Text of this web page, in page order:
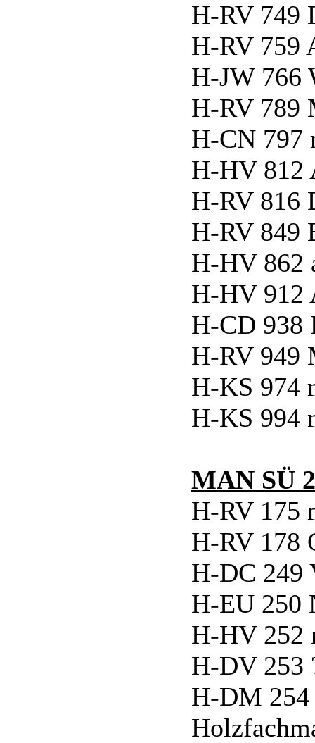
H-RV 749
H-RV 759
H-JW 766
H-RV 789
H-CN 797
H-HV 812
H-RV 816
H-RV 849
H-HV 862
H-HV 912
H-CD 938
H-RV 949
H-KS 974
H-KS 994
MAN SÜ
H-RV 175
H-RV 178
H-DC 249
H-EU 250
H-HV 252
H-DV 253
H-DM